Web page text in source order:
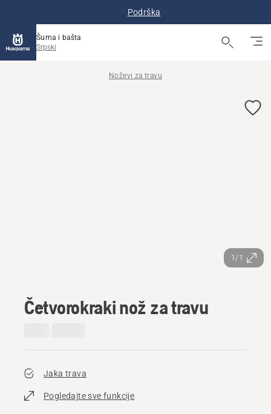
Podrška
Šuma i bašta
Srpski
Noževi za travu
1/1
Četvorokraki nož za travu
Jaka trava
Pogledajte sve funkcije